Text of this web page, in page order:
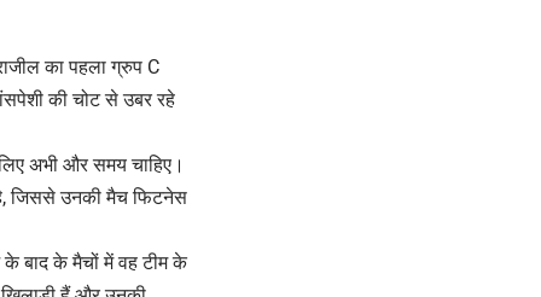
का पहला ग्रुप C
की चोट से उबर रहे
अभी और समय चाहिए।
जिससे उनकी मैच फिटनेस
के बाद के मैचों में वह टीम के